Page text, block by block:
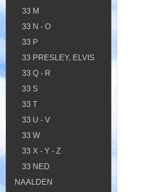
33 M
33 N - O
33 P
33 PRESLEY, ELVIS
33 Q - R
33 S
33 T
33 U - V
33 W
33 X - Y - Z
33 NED
NAALDEN